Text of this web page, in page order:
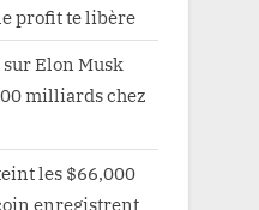
profit te libère
surElon Musk
milliards chez
les $66,000
enregistrent